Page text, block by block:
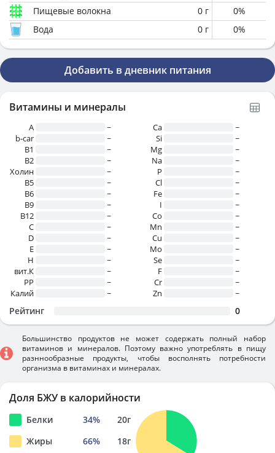
Пищевые волокна
0 г 0%
Вода
0 г 0%
Добавить в дневник питания
Витамины и минералы
A
~
b-car
~
В1
~
B2
~
Холин
~
B5
~
B6
~
B9
~
B12
~
C
~
D
~
E
~
H
~
вит.К
~
PP
~
Калий
~
Ca
~
Si
~
Mg
~
Na
~
P
~
Cl
~
Fe
~
I
~
Co
~
Mn
~
Cu
~
Mo
~
Se
~
F
~
Cr
~
Zn
~
Рейтинг 0
Большинство продуктов не может содержать полный набор
витаминов и минералов. Поэтому важно употреблять в пищу
разннообразные продукты, чтобы восполнять потребности
организма в витаминах и минералах.
Доля БЖУ в калорийности
Белки 34% 20г
Жиры
66% 18г